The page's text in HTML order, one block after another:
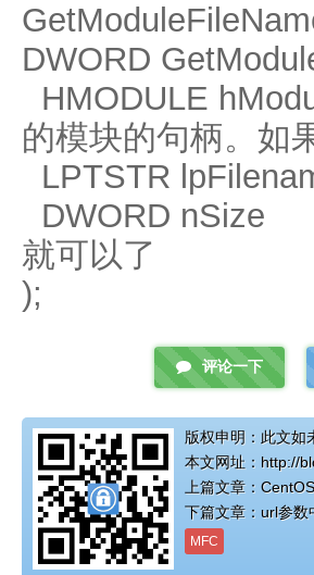
DWORD
HMODULE
的模块的句柄。如
LPTSTR
DWORD nSize
就可以了
);
评论一下
版权申明：此文如
本文网址： http://
上篇文章：
下篇文章： url参数
MFC